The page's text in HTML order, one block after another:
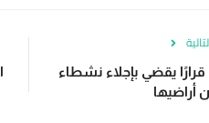
يقضي بإجلاء نشطاء